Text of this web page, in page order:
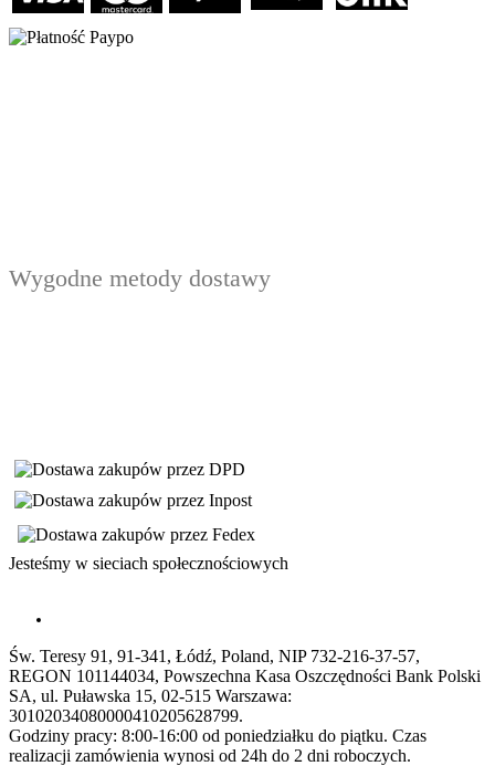
Wygodne metody dostawy
Jesteśmy w sieciach społecznościowych
Św. Teresy 91, 91-341, Łódź, Poland, NIP 732-216-37-57,
REGON 101144034, Powszechna Kasa Oszczędności Bank Polski
SA, ul. Puławska 15, 02-515 Warszawa:
30102034080000410205628799.
Godziny pracy: 8:00-16:00 od poniedziałku do piątku. Czas
realizacji zamówienia wynosi od 24h do 2 dni roboczych.